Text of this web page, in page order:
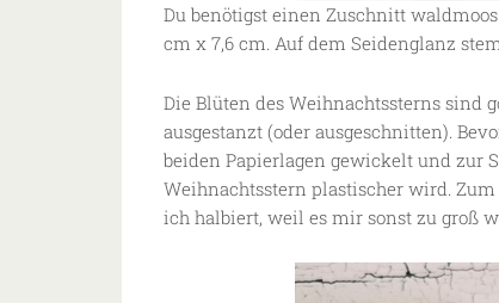
Du benötigst einen Zuschnitt
cm x 7,6 cm. Auf dem Seidenglanz
Die Blüten des Weihnachtssterns sind
ausgestanzt (oder ausgeschnitten).
beiden Papierlagen gewickelt und zur
Weihnachtsstern plastischer wird.
ich halbiert, weil es mir sonst zu groß